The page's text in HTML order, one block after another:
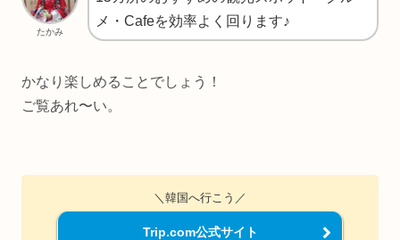
たかみ
メ・Cafeを効率よく回ります♪
かなり楽しめることでしょう！
ご覧あれ〜い。
＼韓国へ行こう／
Trip.com公式サイト